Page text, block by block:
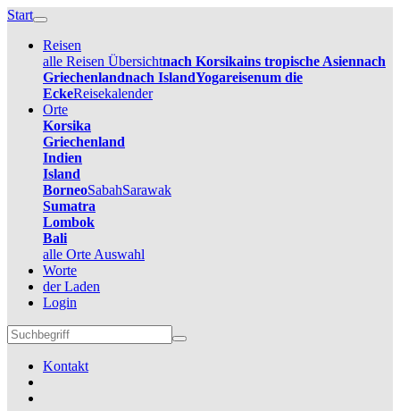
Start
Reisen
alle Reisen Übersichtnach Korsikains tropische Asiennach
Griechenlandnach IslandYogareisenum die
EckeReisekalender
Orte
Korsika
Griechenland
Indien
Island
BorneoSabahSarawak
Sumatra
Lombok
Bali
alle Orte Auswahl
Worte
der Laden
Login
Kontakt